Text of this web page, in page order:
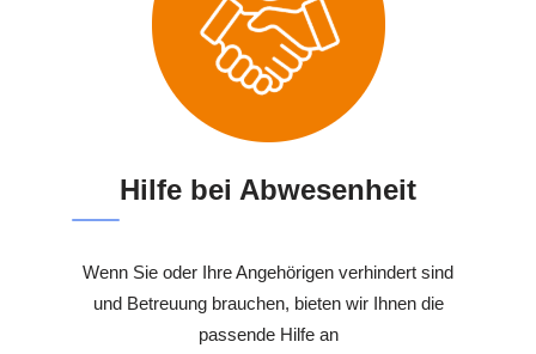
Hilfe bei Abwesenheit
Wenn Sie oder Ihre Angehörigen verhindert sind
und Betreuung brauchen, bieten wir Ihnen die
passende Hilfe an